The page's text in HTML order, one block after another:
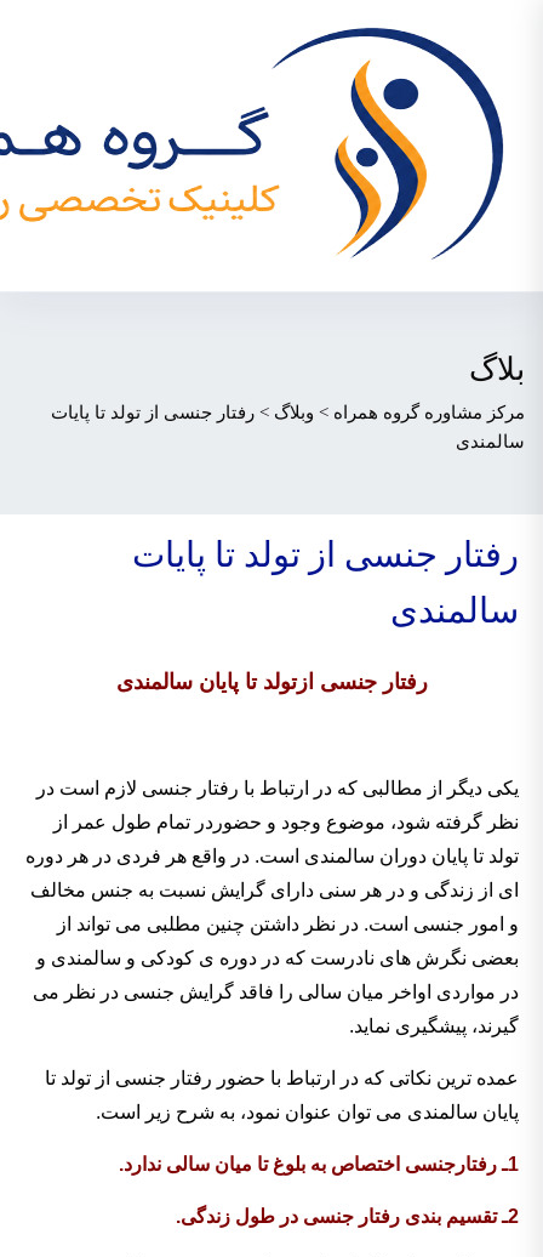
بلاگ
مرکز مشاوره گروه همراه > وبلاگ > رفتار جنسی از تولد تا پایات
سالمندی
رفتار جنسی از تولد تا پایات
سالمندی
رفتار جنسی ازتولد تا پایان سالمندی
یکی دیگر از مطالبی که در ارتباط با رفتار جنسی لازم است در
نظر گرفته شود، موضوع وجود و حضوردر تمام طول عمر از
تولد تا پایان دوران سالمندی است. در واقع هر فردی در هر دوره
ای از زندگی و در هر سنی دارای گرایش نسبت به جنس مخالف
و امور جنسی است. در نظر داشتن چنین مطلبی می تواند از
بعضی نگرش های نادرست که در دوره ی کودکی و سالمندی و
در مواردی اواخر میان سالی را فاقد گرایش جنسی در نظر می
گیرند، پیشگیری نماید.
عمده ترین نکاتی که در ارتباط با حضور رفتار جنسی از تولد تا
پایان سالمندی می توان عنوان نمود، به شرح زیر است.
1ـ رفتارجنسی اختصاص به بلوغ تا میان سالی ندارد.
2ـ تقسیم بندی رفتار جنسی در طول زندگی.